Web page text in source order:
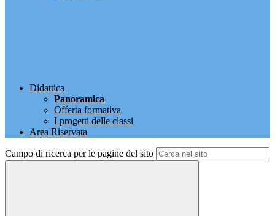
Didattica
Panoramica
Offerta formativa
I progetti delle classi
Area Riservata
Campo di ricerca per le pagine del sito